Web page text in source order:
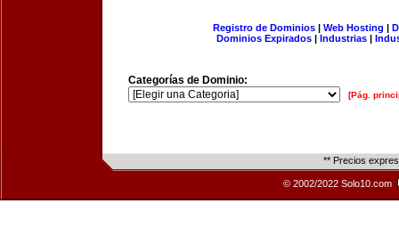
Registro de Dominios| Web Hosting |
Dominios Expirados | Industrias |
Categorías de Dominio:
[Pág.
** Precios
© 2002/2022 Solo10.com